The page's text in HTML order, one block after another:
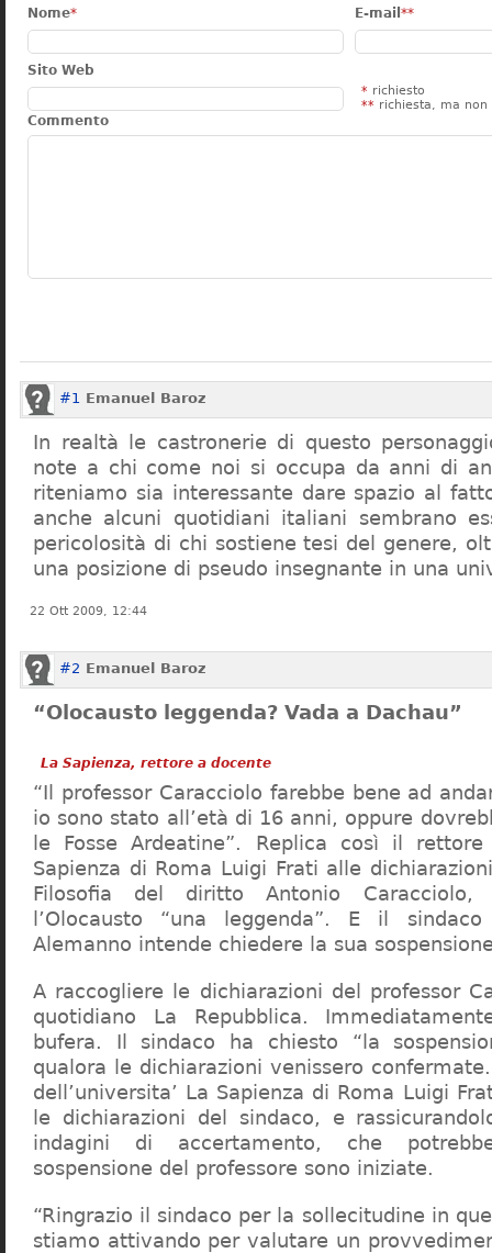
Nome* E-mail **
Sito Web
* richiesto
** richiesta, ma non
Commento
#1 Emanuel Baroz
In realtà le castronerie di questo
note a chi come noi si occupa da anni di
riteniamo sia interessante dare spazio al fatto
anche alcuni quotidiani italiani sembrano
pericolosità di chi sostiene tesi del genere,
una posizione di pseudo insegnante in una
22 Ott 2009, 12:44
#2 Emanuel Baroz
“Olocausto leggenda? Vada a Dachau”
La Sapienza, rettore a docente
“Il professor Caracciolo farebbe bene ad
io sono stato all’età di 16 anni, oppure
le Fosse Ardeatine”. Replica così il rettore
Sapienza di Roma Luigi Frati alle
Filosofia del diritto Antonio
l’Olocausto “una leggenda”. E il
Alemanno intende chiedere la sua
A raccogliere le dichiarazioni del professor
quotidiano La Repubblica.
bufera. Il sindaco ha chiesto “la
qualora le dichiarazioni venissero
dell’universita’ La Sapienza di Roma Luigi
le dichiarazioni del sindaco, e
indagini di accertamento, che
sospensione del professore sono iniziate.
“Ringrazio il sindaco per la sollecitudine in
stiamo attivando per valutare un